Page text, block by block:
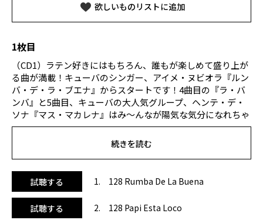
欲しいものリストに追加
1枚目
（CD1）ラテン好きにはもちろん、誰もが楽しめて盛り上が
る曲が満載！キューバのシンガー、アイメ・ヌビオラ『ルン
バ・デ・ラ・ブエナ』からスタートです！4曲目の『ラ・バ
ンバ』と5曲目、キューバの大人気グループ、ヘンテ・デ・
ソナ『マス・マカレナ』はみ～んなが陽気な気分になれちゃ
う曲ですね♪10曲目以降、とにかく目が離せない大ヒット曲
がラストまで続きます！トロピカル感が心地良いリル・ジョ
ンとピットブル『ラ・ヴィダ・エス・ウナ』、ルイス・フォ
『メ・エナモーラ』…。ラストはヒップホップ、レゲトンシ
ーンでは欠かせないプエルトリコ出身のウィシンで締めくく
ります。
続きを読む
試聴する 1. 128 Rumba De La Buena
試聴する 2. 128 Papi Esta Loco